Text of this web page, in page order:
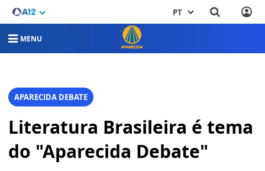
PT
MENU
APARECIDA DEBATE
Literatura Brasileira é tema
do "Aparecida Debate"